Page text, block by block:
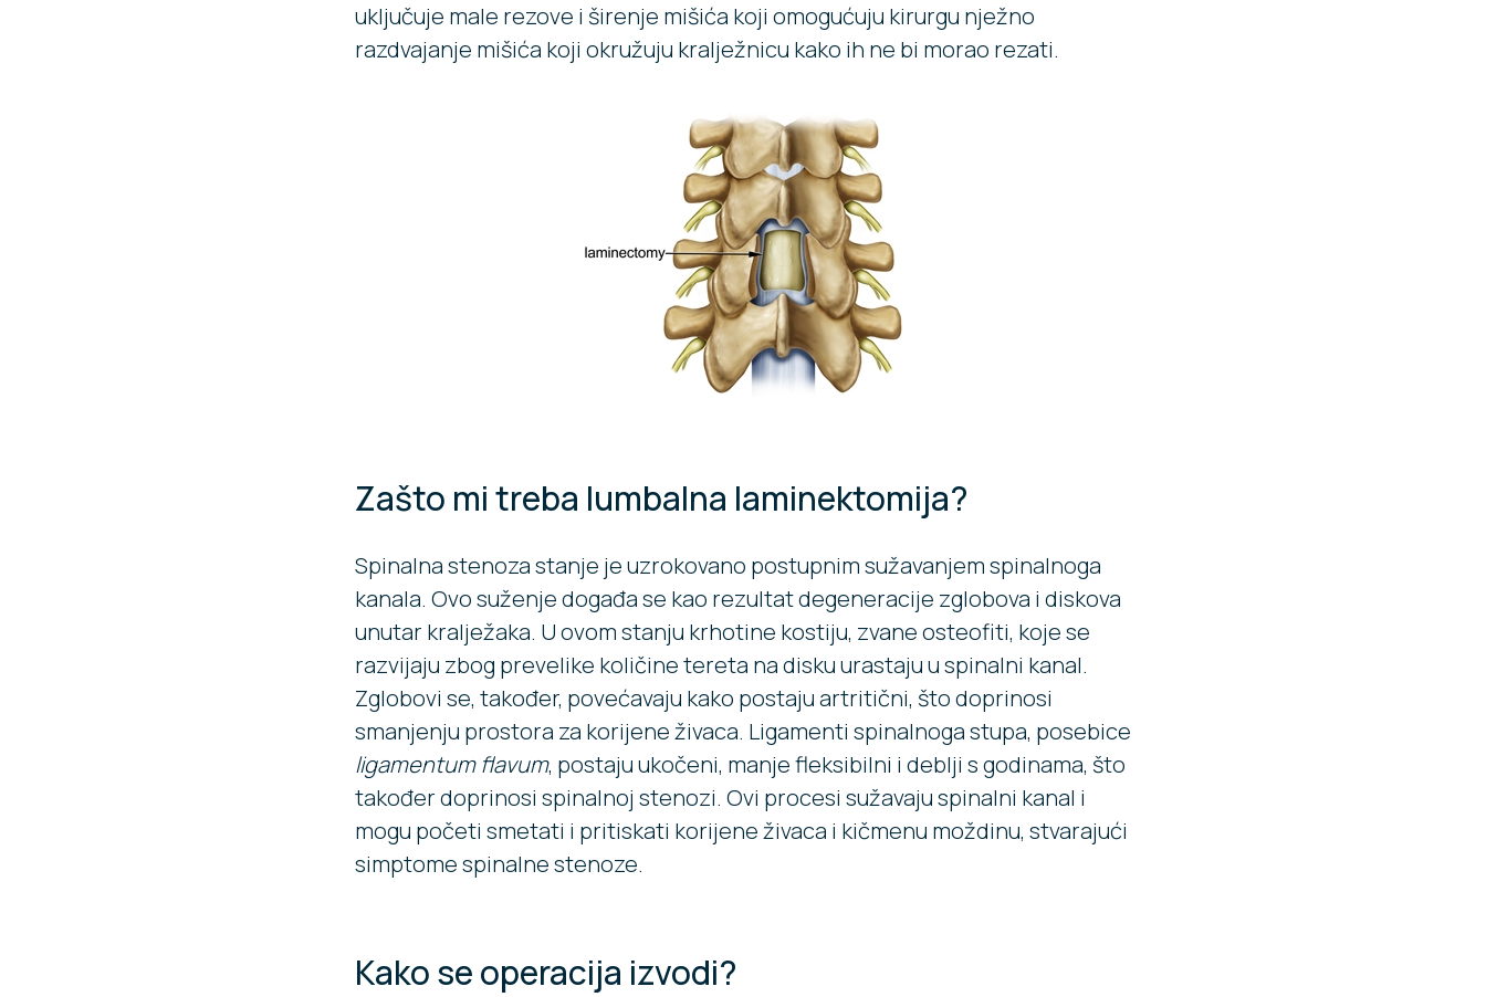
uključuje male rezove i širenje mišića koji omogućuju kirurgu nježno
razdvajanje mišića koji okružuju kralježnicu kako ih ne bi morao rezati.
Zašto mi treba lumbalna laminektomija?
Spinalna stenoza stanje je uzrokovano postupnim sužavanjem spinalnoga
kanala. Ovo suženje događa se kao rezultat degeneracije zglobova i diskova
unutar kralježaka. U ovom stanju krhotine kostiju, zvane osteofiti, koje se
razvijaju zbog prevelike količine tereta na disku urastaju u spinalni kanal.
Zglobovi se, također, povećavaju kako postaju artritični, što doprinosi
smanjenju prostora za korijene živaca. Ligamenti spinalnoga stupa, posebice
ligamentum flavum, postaju ukočeni, manje fleksibilni i deblji s godinama, što
također doprinosi spinalnoj stenozi. Ovi procesi sužavaju spinalni kanal i
mogu početi smetati i pritiskati korijene živaca i kičmenu moždinu, stvarajući
simptome spinalne stenoze.
Kako se operacija izvodi?